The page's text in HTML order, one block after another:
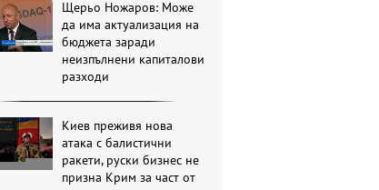
Щерьо Ножаров: Може
да има актуализация на
бюджета заради
неизпълнени капиталови
разходи
Киев преживя нова
атака с балистични
ракети, руски бизнес не
призна Крим за част от